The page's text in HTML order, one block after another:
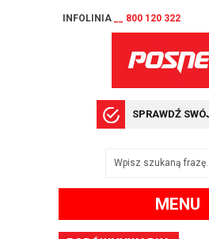
INFOLINIA __ 800 120 322
SPRAWDŹ
MENU